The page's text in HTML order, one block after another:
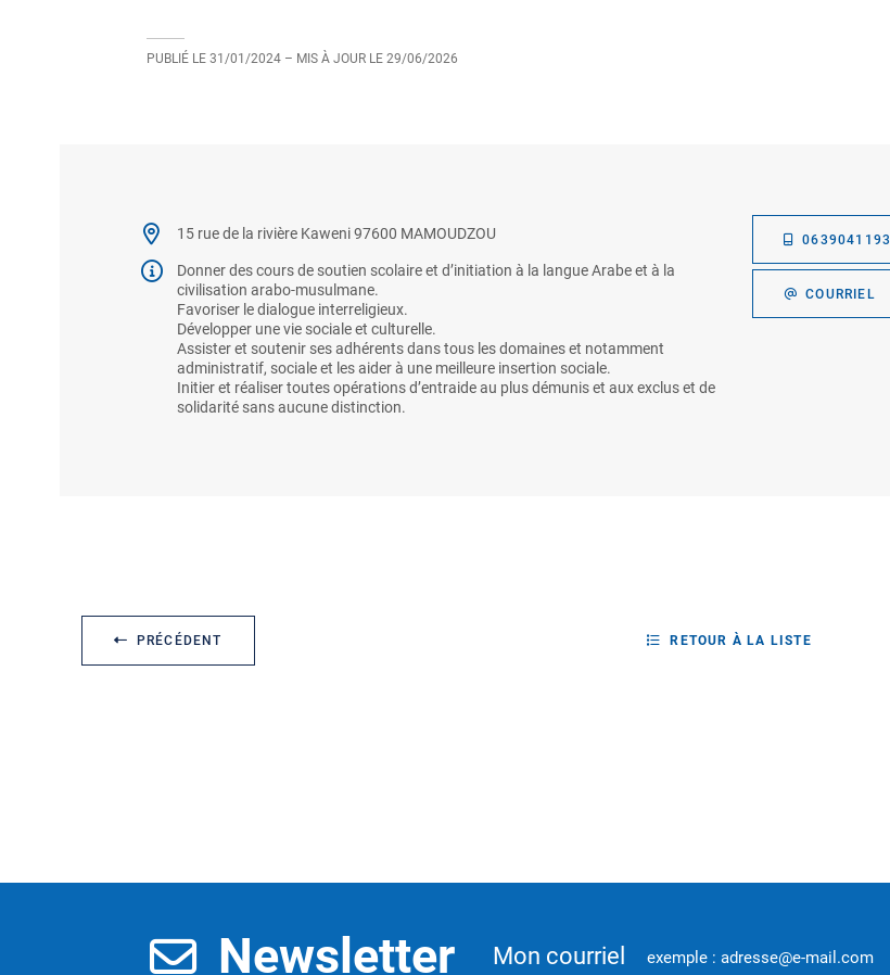
PUBLIÉ LE 31/01/2024 – MIS À JOUR LE 29/06/2026
15 rue de la rivière Kaweni 97600 MAMOUDZOU
Donner des cours de soutien scolaire et d’initiation à la langue Arabe et à la
civilisation arabo-musulmane.
Favoriser le dialogue interreligieux.
Développer une vie sociale et culturelle.
Assister et soutenir ses adhérents dans tous les domaines et notamment
administratif, sociale et les aider à une meilleure insertion sociale.
Initier et réaliser toutes opérations d’entraide au plus démunis et aux exclus et de
solidarité sans aucune distinction.
0639041193
COURRIEL
PRÉCÉDENT RETOUR À LA LISTE
Newsletter Mon courriel